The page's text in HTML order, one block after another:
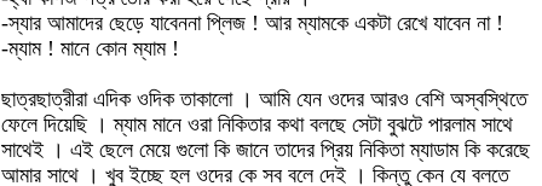
-স্যার আমাদের ছেড়ে যাবেননা প্লিজ ! আর ম্যামকে একটা রেখে যাবেন না !
-ম্যাম ! মানে কোন ম্যাম !
ছাত্রছাত্রীরা এদিক ওদিক তাকালো । আমি যেন ওদের আরও বেশি অস্বস্থিতে
ফেলে দিয়েছি । ম্যাম মানে ওরা নিকিতার কথা বলছে সেটা বুঝটে পারলাম সাথে
সাথেই । এই ছেলে মেয়ে গুলো কি জানে তাদের প্রিয় নিকিতা ম্যাডাম কি করেছে
আমার সাথে । খুব ইচ্ছে হল ওদের কে সব বলে দেই । কিন্তু কেন যে বলতে